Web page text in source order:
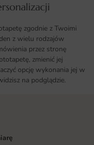
zgodnie z Twoimi
z wielu rodzajów
przez stronę
zmienić jej
opcję wykonania jej w
na podglądzie.